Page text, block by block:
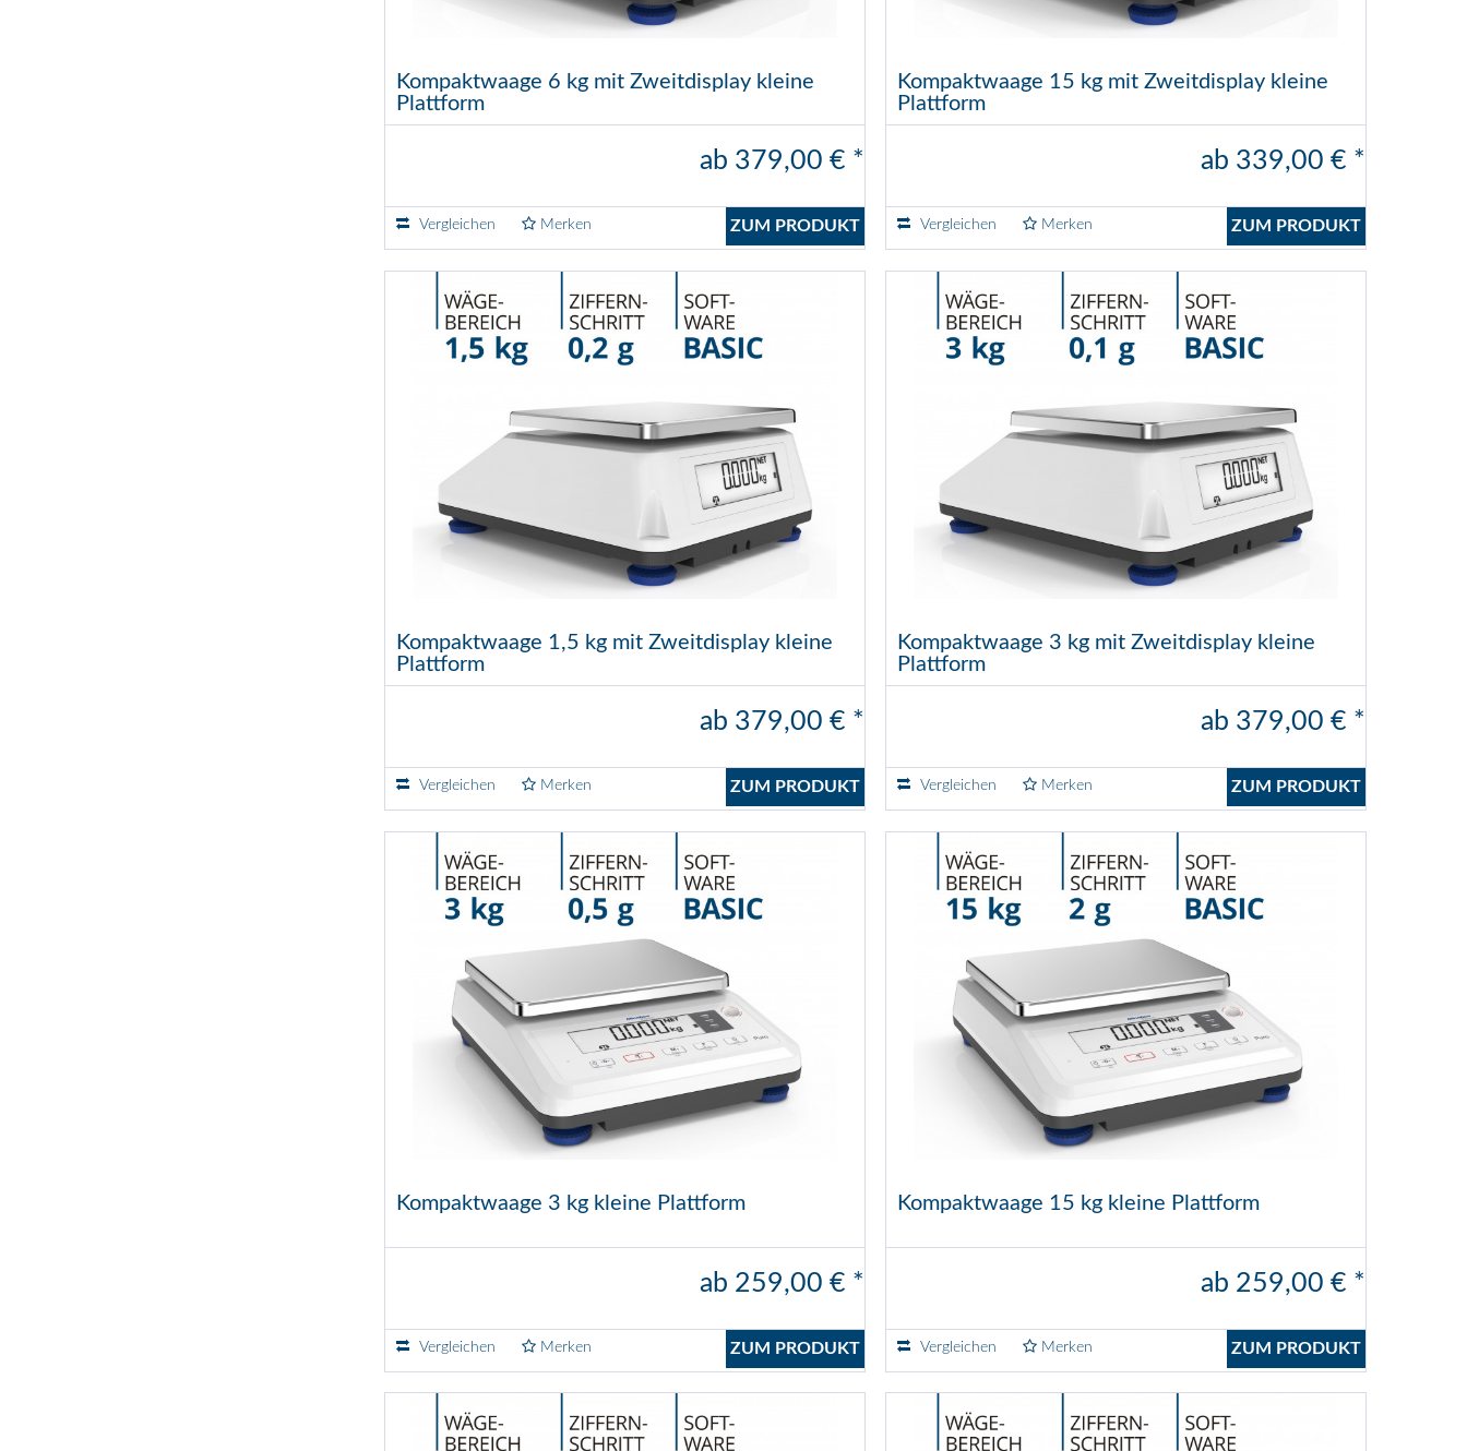
Kompaktwaage 6 kg mit Zweitdisplay kleine
Plattform
ab 379,00 € *
ZUM PRODUKT
Vergleichen Merken
Kompaktwaage 15 kg mit Zweitdisplay kleine
Plattform
ab 339,00 € *
ZUM PRODUKT
Vergleichen Merken
Kompaktwaage 1,5 kg mit Zweitdisplay kleine
Plattform
ab 379,00 € *
ZUM PRODUKT
Vergleichen Merken
Kompaktwaage 3 kg mit Zweitdisplay kleine
Plattform
ab 379,00 € *
ZUM PRODUKT
Vergleichen Merken
Kompaktwaage 3 kg kleine Plattform
ab 259,00 € *
ZUM PRODUKT
Vergleichen Merken
Kompaktwaage 15 kg kleine Plattform
ab 259,00 € *
ZUM PRODUKT
Vergleichen Merken